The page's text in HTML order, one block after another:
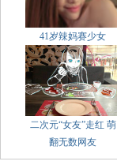
41岁辣妈赛少女
二次元“女友”走红 萌
翻无数网友